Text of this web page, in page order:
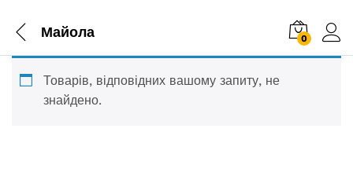
Майола 0
Товарів, відповідних вашому запиту, не
знайдено.